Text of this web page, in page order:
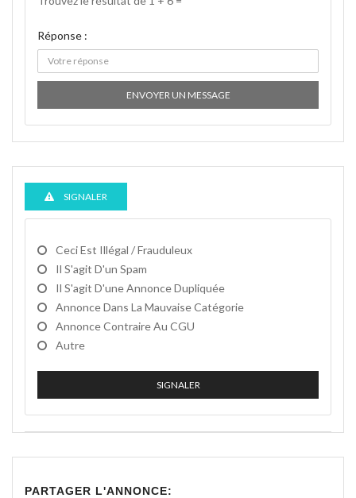
Réponse :
ENVOYER UN MESSAGE
SIGNALER
Ceci Est Illégal / Frauduleux
Il S'agit D'un Spam
Il S'agit D'une Annonce Dupliquée
Annonce Dans La Mauvaise Catégorie
Annonce Contraire Au CGU
Autre
SIGNALER
PARTAGER L'ANNONCE: